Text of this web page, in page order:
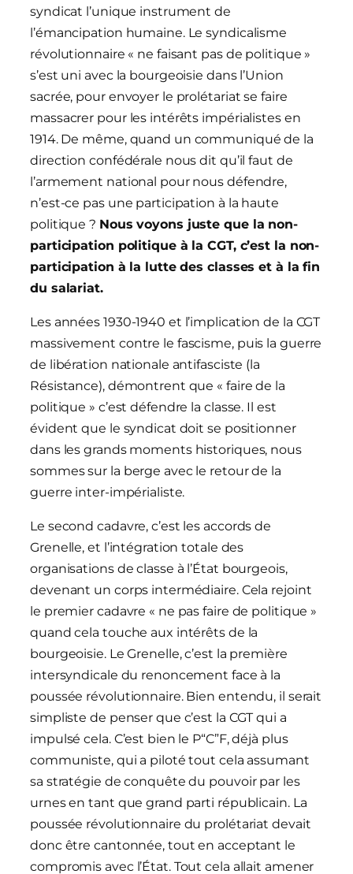
syndicat l’unique instrument de
l’émancipation humaine. Le syndicalisme
révolutionnaire « ne faisant pas de politique »
s’est uni avec la bourgeoisie dans l’Union
sacrée, pour envoyer le prolétariat se faire
massacrer pour les intérêts impérialistes en
1914. De même, quand un communiqué de la
direction confédérale nous dit qu’il faut de
l’armement national pour nous défendre,
n’est-ce pas une participation à la haute
politique ? Nous voyons juste que la non-
participation politique à la CGT, c’est la non-
participation à la lutte des classes et à la fin
du salariat.
Les années 1930-1940 et l’implication de la CGT
massivement contre le fascisme, puis la guerre
de libération nationale antifasciste (la
Résistance), démontrent que « faire de la
politique » c’est défendre la classe. Il est
évident que le syndicat doit se positionner
dans les grands moments historiques, nous
sommes sur la berge avec le retour de la
guerre inter-impérialiste.
Le second cadavre, c’est les accords de
Grenelle, et l’intégration totale des
organisations de classe à l’État bourgeois,
devenant un corps intermédiaire. Cela rejoint
le premier cadavre « ne pas faire de politique »
quand cela touche aux intérêts de la
bourgeoisie. Le Grenelle, c’est la première
intersyndicale du renoncement face à la
poussée révolutionnaire. Bien entendu, il serait
simpliste de penser que c’est la CGT qui a
impulsé cela. C’est bien le P“C”F, déjà plus
communiste, qui a piloté tout cela assumant
sa stratégie de conquête du pouvoir par les
urnes en tant que grand parti républicain. La
poussée révolutionnaire du prolétariat devait
donc être cantonnée, tout en acceptant le
compromis avec l’État. Tout cela allait amener